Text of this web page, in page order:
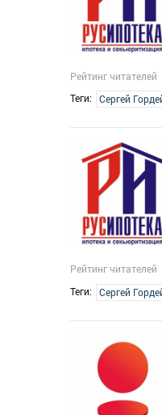
Рейтинг читателей
Теги:
Сергей
Рейтинг читателей
Теги:
Сергей